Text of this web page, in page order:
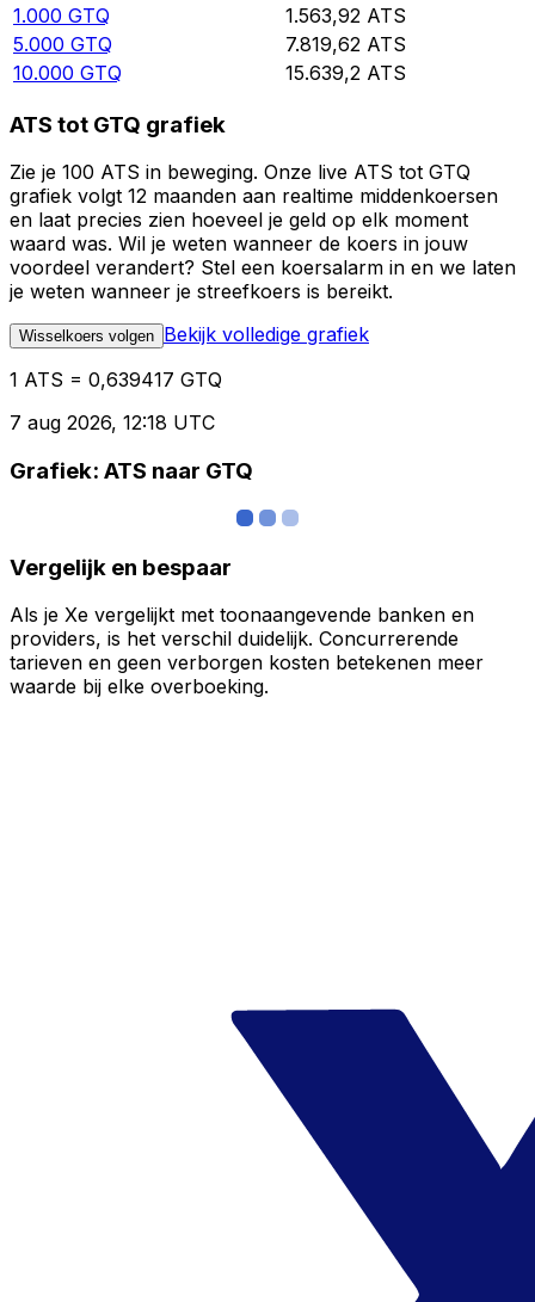
1.000 GTQ 1.563,92 ATS
5.000 GTQ 7.819,62 ATS
10.000 GTQ 15.639,2 ATS
ATS tot GTQ grafiek
Zie je 100 ATS in beweging. Onze live ATS tot GTQ
grafiek volgt 12 maanden aan realtime middenkoersen
en laat precies zien hoeveel je geld op elk moment
waard was. Wil je weten wanneer de koers in jouw
voordeel verandert? Stel een koersalarm in en we laten
je weten wanneer je streefkoers is bereikt.
Wisselkoers volgen Bekijk volledige grafiek
1 ATS = 0,639417 GTQ
7 aug 2026, 12:18 UTC
Grafiek: ATS naar GTQ
Vergelijk en bespaar
Als je Xe vergelijkt met toonaangevende banken en
providers, is het verschil duidelijk. Concurrerende
tarieven en geen verborgen kosten betekenen meer
waarde bij elke overboeking.